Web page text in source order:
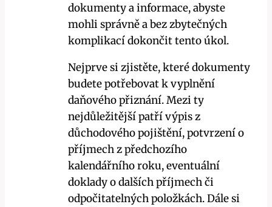
dokumenty a informace, abyste
mohli správně a bez zbytečných
komplikací dokončit tento úkol.
Nejprve si zjistěte, které dokumenty
budete potřebovat k vyplnění
daňového přiznání. Mezi ty
nejdůležitější patří výpis z
důchodového pojištění, potvrzení o
příjmech z předchozího
kalendářního roku, eventuální
doklady o dalších příjmech či
odpočitatelných položkách. Dále si